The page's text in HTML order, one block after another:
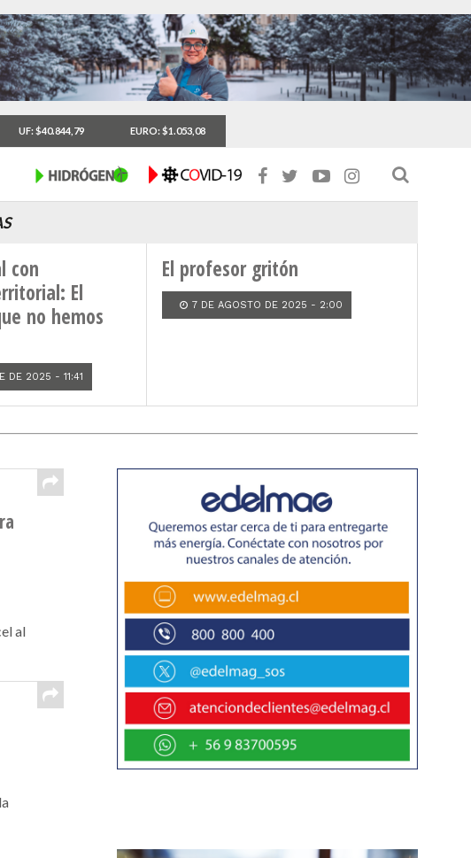
UF: $40.844,79 EURO: $1.053,08
con
El
no hemos
DE 2025 - 11:41
El profesor gritón
7 DE AGOSTO DE 2025 - 2:00
al